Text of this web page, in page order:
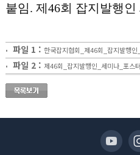
붙임. 제 46회 잡지발행인
파일 1 : 한국잡지협회_제46회_잡지발행
파일 2 : 제46회_잡지발행인_세미나_포스